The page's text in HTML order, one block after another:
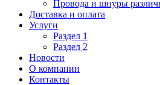
Провода и шнуры
Доставка и оплата
Услуги
Раздел 1
Раздел 2
Новости
О компании
Контакты